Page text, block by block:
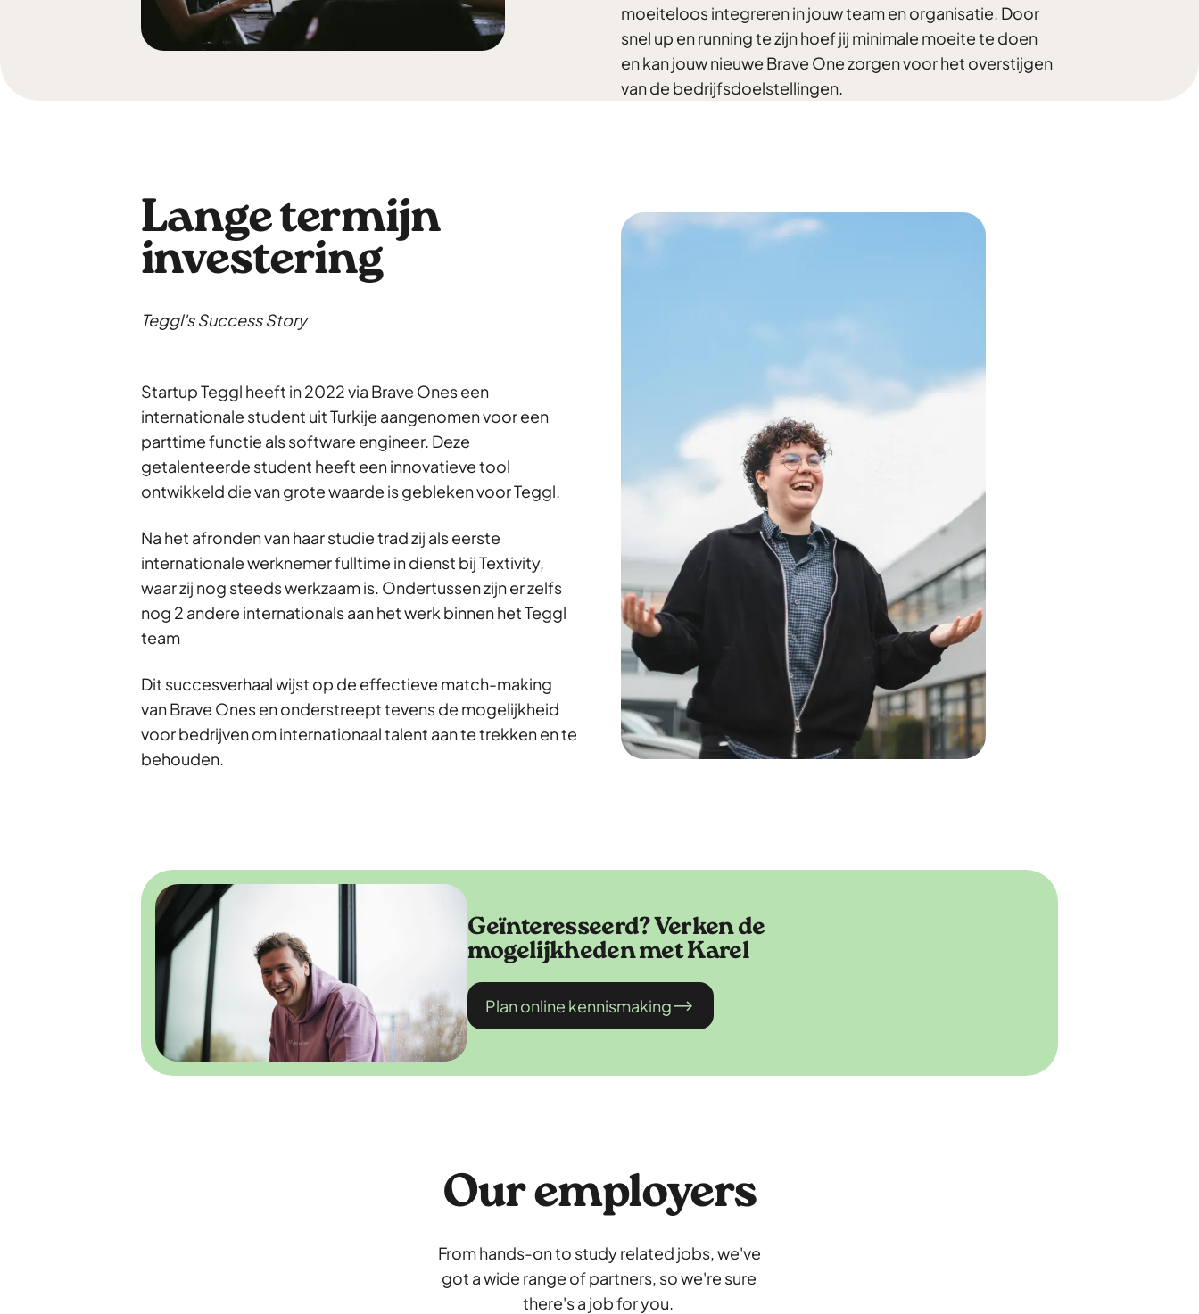
moeiteloos integreren in jouw team en organisatie. Door
snel up en running te zijn hoef jij minimale moeite te doen
en kan jouw nieuwe Brave One zorgen voor het overstijgen
van de bedrijfsdoelstellingen.
Lange termijn
investering
Teggl's Success Story
Startup Teggl heeft in 2022 via Brave Ones een
internationale student uit Turkije aangenomen voor een
parttime functie als software engineer. Deze
getalenteerde student heeft een innovatieve tool
ontwikkeld die van grote waarde is gebleken voor Teggl.
Na het afronden van haar studie trad zij als eerste
internationale werknemer fulltime in dienst bij Textivity,
waar zij nog steeds werkzaam is. Ondertussen zijn er zelfs
nog 2 andere internationals aan het werk binnen het Teggl
team
Dit succesverhaal wijst op de effectieve match-making
van Brave Ones en onderstreept tevens de mogelijkheid
voor bedrijven om internationaal talent aan te trekken en te
behouden.
Geïnteresseerd? Verken de
mogelijkheden met Karel
Plan online kennismaking
Our employers
From hands-on to study related jobs, we've
got a wide range of partners, so we're sure
there's a job for you.